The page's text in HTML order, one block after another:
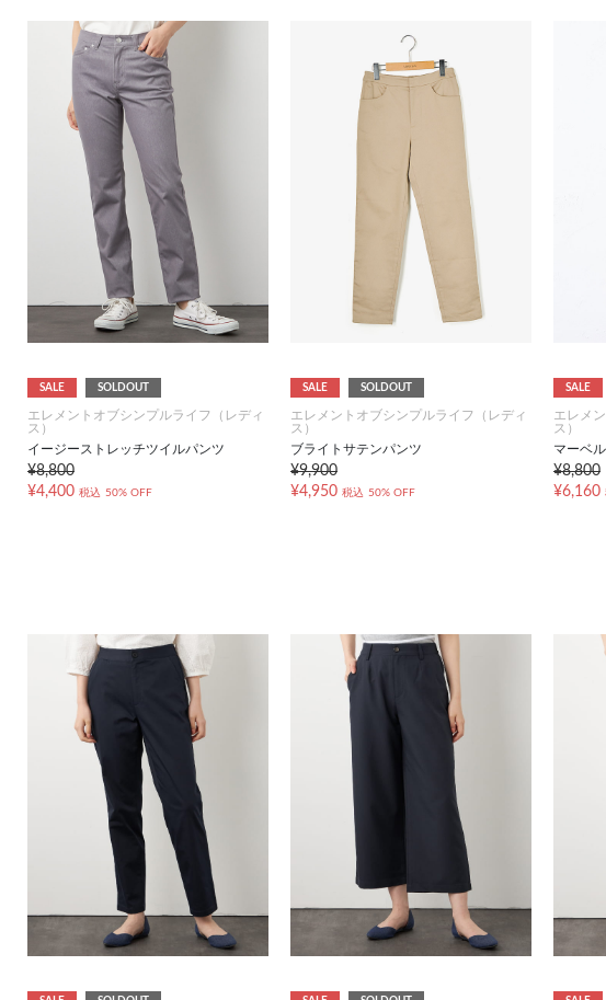
SALE SOLDOUT
エレメントオブシンプルライフ（レディ
ス）
イージーストレッチツイルパンツ
¥8,800
¥4,400 税込 50% OFF
SALE SOLDOUT
エレメントオブシンプルライフ（レディ
ス）
ブライトサテンパンツ
¥9,900
¥4,950 税込 50% OFF
SALE
エレメ
ス）
マーベ
¥8,800
¥6,160